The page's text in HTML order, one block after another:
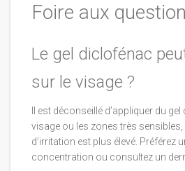
Foire aux
Le gel diclofénac
sur le visage ?
Il est déconseillé d’appliquer du
visage ou les zones très
d’irritation est plus élevé. Préférez
concentration ou consultez un